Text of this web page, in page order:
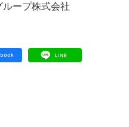
ープ株式会社